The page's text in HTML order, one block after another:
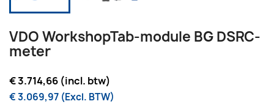
VDO WorkshopTab-module BG DSRC-
meter
€ 3.714,66 (incl. btw)
€ 3.069,97 (Excl. BTW)